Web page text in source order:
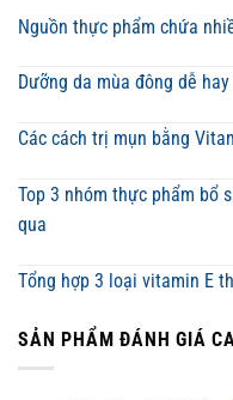
Nguồn thực phẩm chứa
Dưỡng da mùa đông dễ
Các cách trị mụn bằng
Top 3 nhóm thực phẩm bổ
qua
Tổng hợp 3 loại vitamin E
SẢN PHẨM ĐÁNH GIÁ